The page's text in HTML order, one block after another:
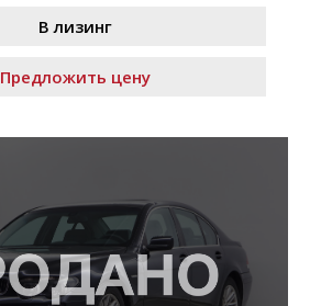
В лизинг
Предложить цену